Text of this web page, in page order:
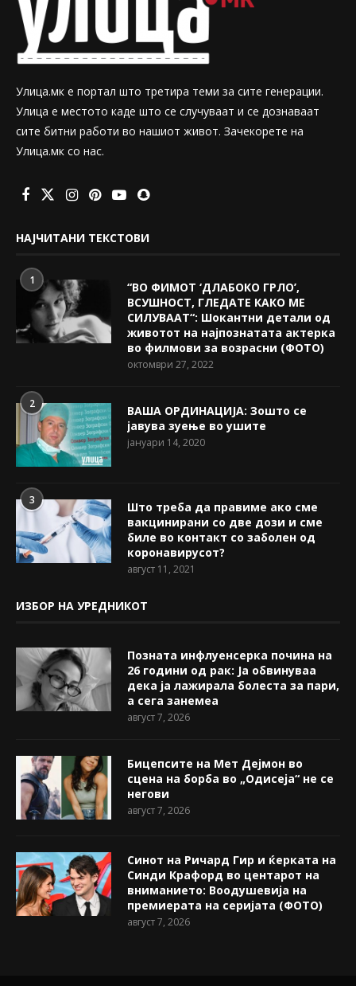
Улица.мк е портал што третира теми за сите генерации.
Улица е местото каде што се случуваат и се дознаваат
сите битни работи во нашиот живот. Зачекорете на
Улица.мк со нас.
НАЈЧИТАНИ ТЕКСТОВИ
1
“ВО ФИМОТ ‘ДЛАБОКО ГРЛО’,
ВСУШНОСТ, ГЛЕДАТЕ КАКО МЕ
СИЛУВААТ“: Шокантни детали од
животот на најпознатата актерка
во филмови за возрасни (ФОТО)
октомври 27, 2022
2
ВАША ОРДИНАЦИЈА: Зошто се
јавува зуење во ушите
јануари 14, 2020
3
Што треба да правиме ако сме
вакцинирани со две дози и сме
биле во контакт со заболен од
коронавирусот?
август 11, 2021
ИЗБОР НА УРЕДНИКОТ
Позната инфлуенсерка почина на
26 години од рак: Ја обвинуваа
дека ја лажирала болеста за пари,
а сега занемеа
август 7, 2026
Бицепсите на Мет Дејмон во
сцена на борба во „Одисеја“ не се
негови
август 7, 2026
Синот на Ричард Гир и ќерката на
Синди Крафорд во центарот на
вниманието: Воодушевија на
премиерата на серијата (ФОТО)
август 7, 2026